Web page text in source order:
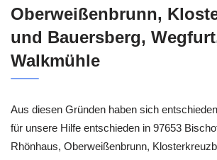
Oberweißenbrunn,
und Bauersberg,
Walkmühle
Aus diesen Gründen haben sich
für unsere Hilfe entschieden in 97653
Rhönhaus, Oberweißenbrunn,